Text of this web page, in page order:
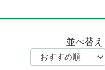
並べ替え